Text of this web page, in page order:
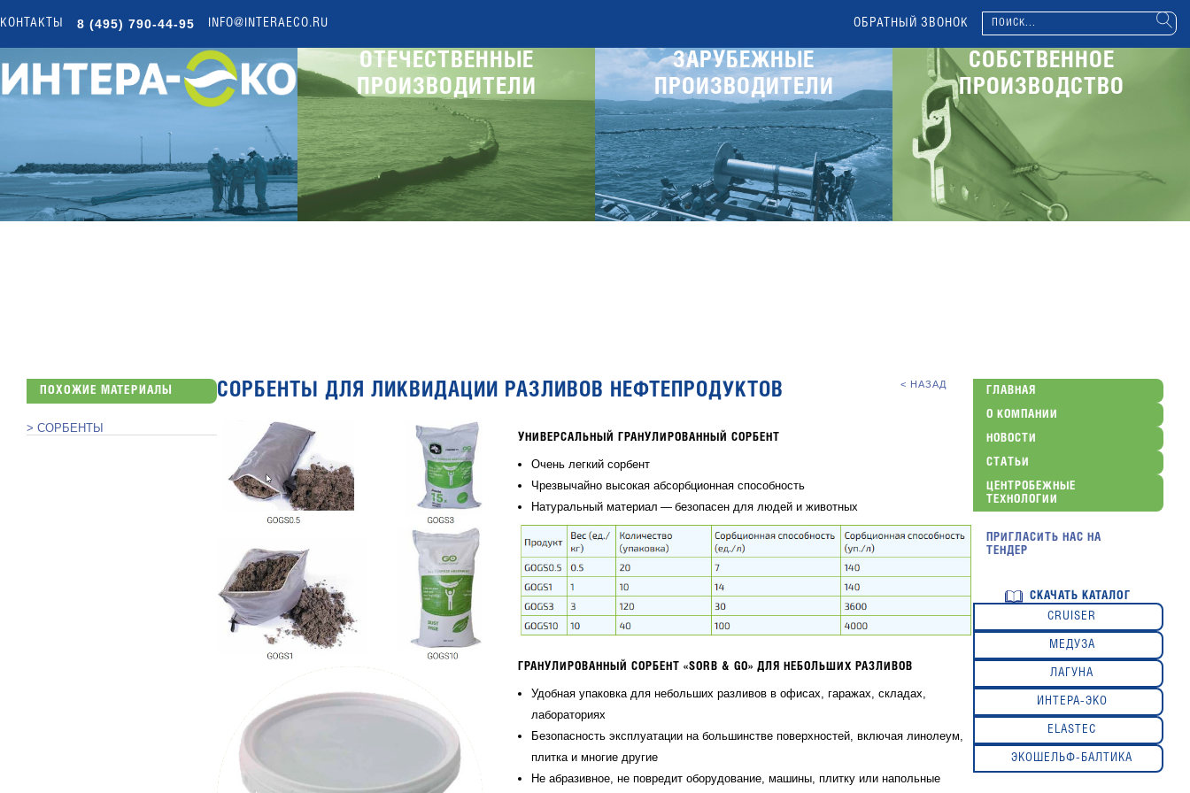
КОНТАКТЫ 8 (495) 790-44-95 INFO@INTERAECO.RU ОБРАТНЫЙ ЗВОНОК
ОТЕЧЕСТВЕННЫЕ
ПРОИЗВОДИТЕЛИ
ЗАРУБЕЖНЫЕ
ПРОИЗВОДИТЕЛИ
СОБСТВЕННОЕ
ПРОИЗВОДСТВО
ПОХОЖИЕ МАТЕРИАЛЫ
> СОРБЕНТЫ
СОРБЕНТЫ ДЛЯ ЛИКВИДАЦИИ РАЗЛИВОВ НЕФТЕПРОДУКТОВ
УНИВЕРСАЛЬНЫЙ ГРАНУЛИРОВАННЫЙ СОРБЕНТ
Очень легкий сорбент
Чрезвычайно высокая абсорбционная способность
Натуральный материал — безопасен для людей и животных
ГРАНУЛИРОВАННЫЙ СОРБЕНТ «SORB & GO» ДЛЯ НЕБОЛЬШИХ РАЗЛИВОВ
Удобная упаковка для небольших разливов в офисах, гаражах, складах,
лабораториях
Безопасность эксплуатации на большинстве поверхностей, включая линолеум,
плитка и многие другие
Не абразивное, не повредит оборудование, машины, плитку или напольные
< НАЗАД
ГЛАВНАЯ
О КОМПАНИИ
НОВОСТИ
СТАТЬИ
ЦЕНТРОБЕЖНЫЕ
ТЕХНОЛОГИИ
ПРИГЛАСИТЬ НАС НА
ТЕНДЕР
СКАЧАТЬ КАТАЛОГ
CRUISER
МЕДУЗА
ЛАГУНА
ИНТЕРА-ЭКО
ELASTEC
ЭКОШЕЛЬФ-БАЛТИКА